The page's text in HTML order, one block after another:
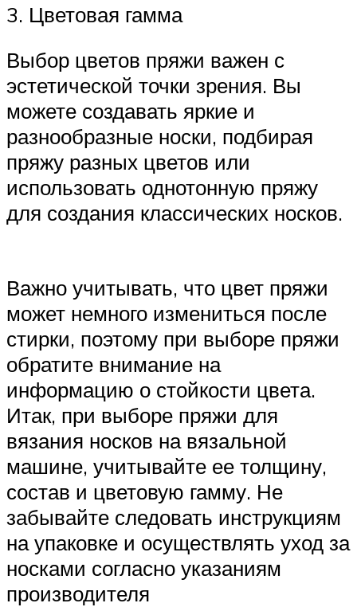
3. Цветовая гамма
Выбор цветов пряжи важен с
эстетической точки зрения. Вы
можете создавать яркие и
разнообразные носки, подбирая
пряжу разных цветов или
использовать однотонную пряжу
для создания классических носков.
Важно учитывать, что цвет пряжи
может немного измениться после
стирки, поэтому при выборе пряжи
обратите внимание на
информацию о стойкости цвета.
Итак, при выборе пряжи для
вязания носков на вязальной
машине, учитывайте ее толщину,
состав и цветовую гамму. Не
забывайте следовать инструкциям
на упаковке и осуществлять уход за
носками согласно указаниям
производителя